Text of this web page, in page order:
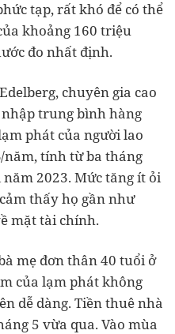
tạp, rất khó để có thể
khoảng 160 triệu
đo nhất định.
chuyên gia cao
trung bình hàng
phát của người lao
năm, tính từ ba tháng
2023. Mức tăng ít ỏi
thấy họ gần như
mặt tài chính.
mẹ đơn thân 40 tuổi ở
của lạm phát không
dễ dàng. Tiền thuê nhà
5 vừa qua. Vào mùa